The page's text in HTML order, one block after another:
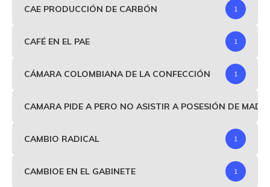
CAE PRODUCCIÓN DE CARBÓN 1
CAFÉ EN EL PAE 1
CÁMARA COLOMBIANA DE LA CONFECCIÓN 1
CAMARA PIDE A PERO NO ASISTIR A POSESIÓN DE
CAMBIO RADICAL 1
CAMBIOE EN EL GABINETE 1